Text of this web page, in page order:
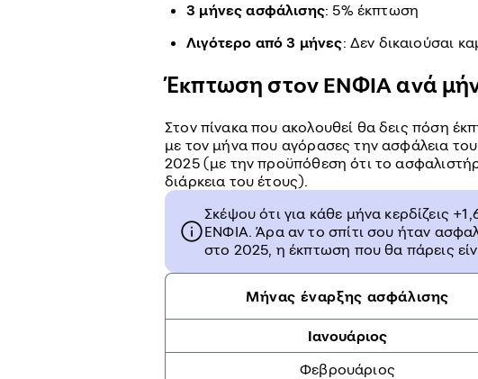
3 μήνες ασφάλισης: 5% έκπτωση
Λιγότερο από 3 μήνες: Δεν δικαιούσαι
Έκπτωση στον ΕΝΦΙΑ ανά
Στον πίνακα που ακολουθεί θα δεις πόση
με τον μήνα που αγόρασες την ασφάλεια
2025 (με την προϋπόθεση ότι το
διάρκεια του έτους).
Σκέψου ότι για κάθε μήνα κερδίζεις
ΕΝΦΙΑ. Άρα αν το σπίτι σου ήταν
στο 2025, η έκπτωση που θα πάρεις
Μήνας έναρξης ασφάλισης
Ιανουάριος
Φεβρουάριος